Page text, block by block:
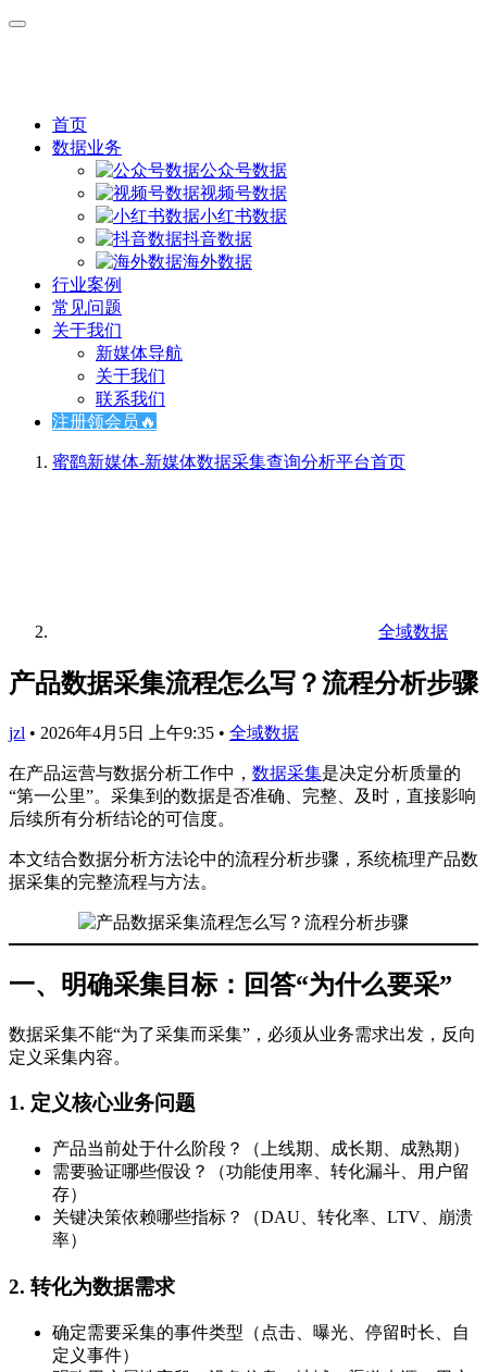
首页
数据业务
公众号数据
视频号数据
小红书数据
抖音数据
海外数据
行业案例
常见问题
关于我们
新媒体导航
关于我们
联系我们
注册领会员🔥
蜜鹞新媒体-新媒体数据采集查询分析平台首页
全域数据
产品数据采集流程怎么写？流程分析步骤
jzl • 2026年4月5日 上午9:35 • 全域数据
在产品运营与数据分析工作中， 数据采集是决定分析质量的
“第一公里”。采集到的数据是否准确、完整、及时，直接影响
后续所有分析结论的可信度。
本文结合数据分析方法论中的流程分析步骤，系统梳理产品数
据采集的完整流程与方法。
一、明确采集目标：回答“为什么要采”
数据采集不能“为了采集而采集”，必须从业务需求出发，反向
定义采集内容。
1. 定义核心业务问题
产品当前处于什么阶段？（上线期、成长期、成熟期）
需要验证哪些假设？（功能使用率、转化漏斗、用户留
存）
关键决策依赖哪些指标？（DAU、转化率、LTV、崩溃
率）
2. 转化为数据需求
确定需要采集的事件类型（点击、曝光、停留时长、自
定义事件）